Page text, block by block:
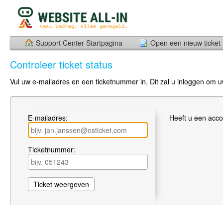
Support Center Startpagina Open een nieuw ticket
Controleer ticket status
Vul uw e-mailadres en een ticketnummer in. Dit zal u inloggen om
E-mailadres:
Ticketnummer:
Heeft u een